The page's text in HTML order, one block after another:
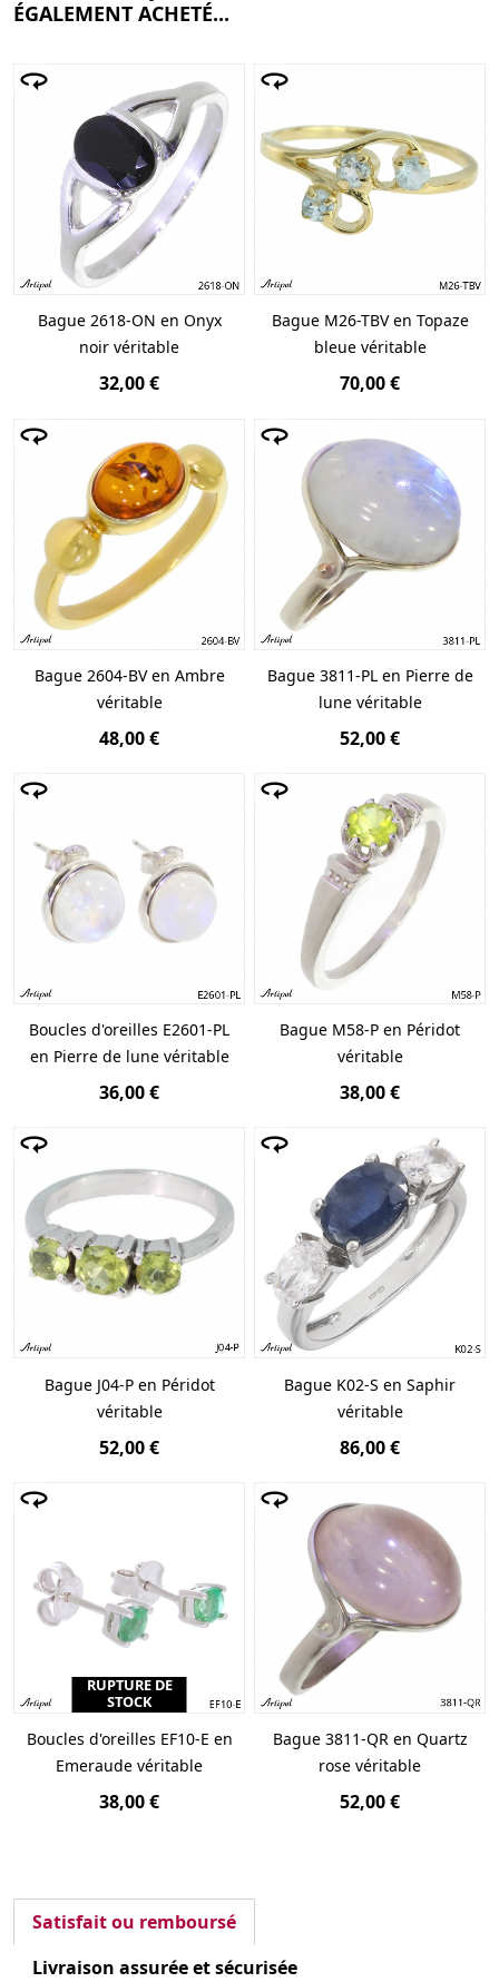
ÉGALEMENT ACHETÉ...
Bague 2618-ON en Onyx
noir véritable
32,00 €
Bague M26-TBV en Topaze
bleue véritable
70,00 €
Bague 2604-BV en Ambre
véritable
48,00 €
Bague 3811-PL en Pierre de
lune véritable
52,00 €
Boucles d'oreilles E2601-PL
en Pierre de lune véritable
36,00 €
Bague M58-P en Péridot
véritable
38,00 €
Bague J04-P en Péridot
véritable
52,00 €
Bague K02-S en Saphir
véritable
86,00 €
RUPTURE DE
STOCK
Boucles d'oreilles EF10-E en
Emeraude véritable
38,00 €
Bague 3811-QR en Quartz
rose véritable
52,00 €
Satisfait ou remboursé
Livraison assurée et sécurisée